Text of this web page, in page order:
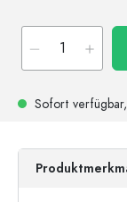
Sofort verfügbar,